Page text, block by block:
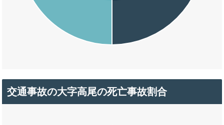
交通事故の大字高尾の死亡事故割合